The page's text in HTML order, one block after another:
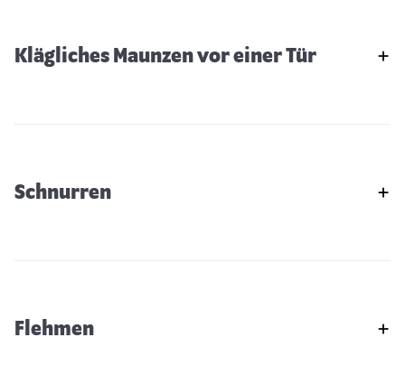
Klägliches Maunzen vor einer Tür
Schnurren
Flehmen